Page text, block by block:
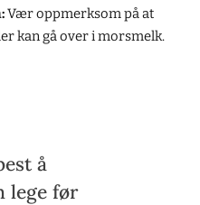
Vær oppmerksom på at
kan gå over i morsmelk.
å
lege før